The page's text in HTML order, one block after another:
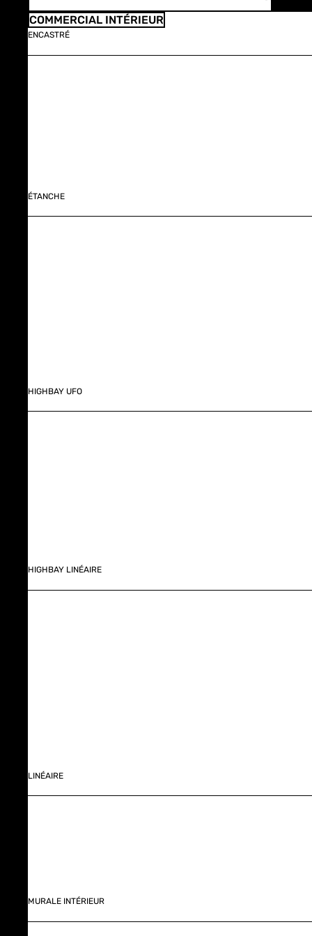
COMMERCIAL INTÉRIEUR
ENCASTRÉ
ÉTANCHE
HIGHBAY UFO
HIGHBAY LINÉAIRE
LINÉAIRE
MURALE INTÉRIEUR